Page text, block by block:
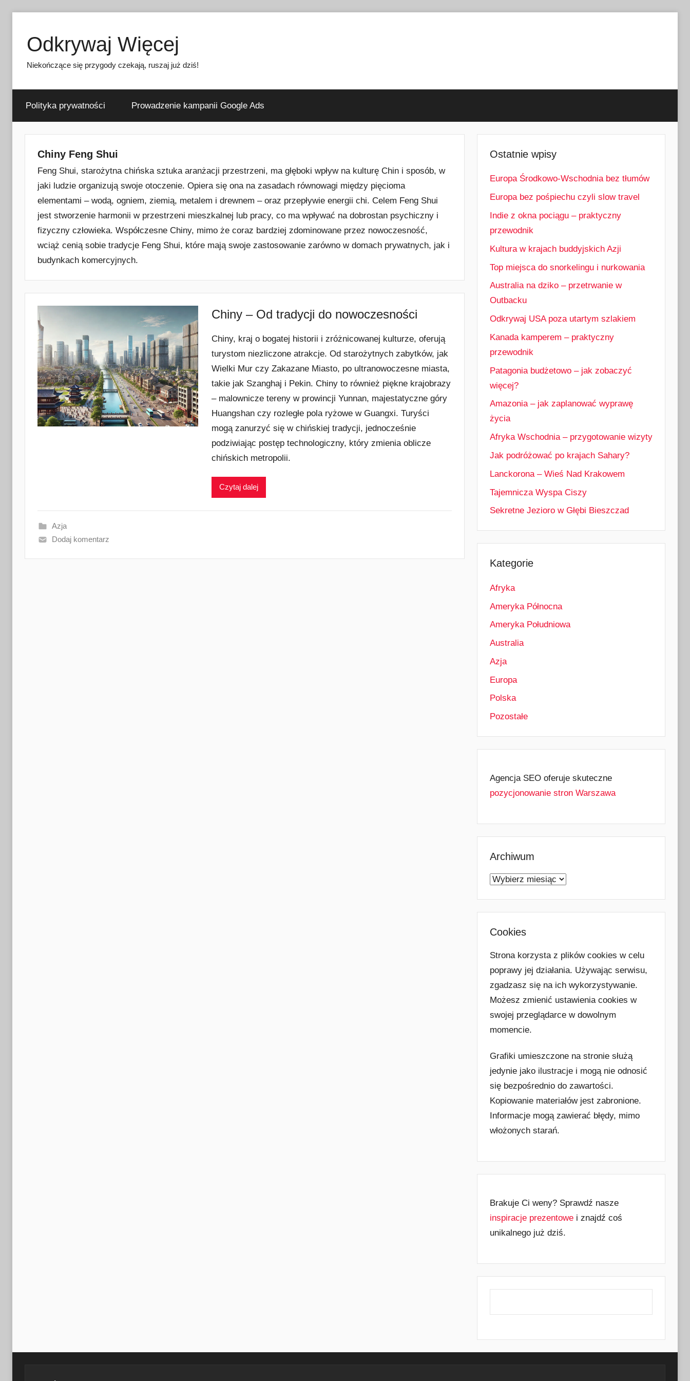
treściOdkrywaj Więcej
Niekończące się przygody czekają, ruszaj już dziś!
Polityka prywatności Prowadzenie kampanii Google Ads
Chiny Feng Shui
Feng Shui, starożytna chińska sztuka aranżacji przestrzeni, ma głęboki wpływ na kulturę Chin i sposób, w
jaki ludzie organizują swoje otoczenie. Opiera się ona na zasadach równowagi między pięcioma
elementami – wodą, ogniem, ziemią, metalem i drewnem – oraz przepływie energii chi. Celem Feng Shui
jest stworzenie harmonii w przestrzeni mieszkalnej lub pracy, co ma wpływać na dobrostan psychiczny i
fizyczny człowieka. Współczesne Chiny, mimo że coraz bardziej zdominowane przez nowoczesność,
wciąż cenią sobie tradycje Feng Shui, które mają swoje zastosowanie zarówno w domach prywatnych, jak i
budynkach komercyjnych.
Chiny – Od tradycji do nowoczesności
Chiny, kraj o bogatej historii i zróżnicowanej kulturze, oferują
turystom niezliczone atrakcje. Od starożytnych zabytków, jak
Wielki Mur czy Zakazane Miasto, po ultranowoczesne miasta,
takie jak Szanghaj i Pekin. Chiny to również piękne krajobrazy
– malownicze tereny w prowincji Yunnan, majestatyczne góry
Huangshan czy rozległe pola ryżowe w Guangxi. Turyści
mogą zanurzyć się w chińskiej tradycji, jednocześnie
podziwiając postęp technologiczny, który zmienia oblicze
chińskich metropolii.
Czytaj dalej
Azja
Dodaj komentarz
Ostatnie wpisy
Europa Środkowo-Wschodnia bez tłumów
Europa bez pośpiechu czyli slow travel
Indie z okna pociągu – praktyczny
przewodnik
Kultura w krajach buddyjskich Azji
Top miejsca do snorkelingu i nurkowania
Australia na dziko – przetrwanie w
Outbacku
Odkrywaj USA poza utartym szlakiem
Kanada kamperem – praktyczny
przewodnik
Patagonia budżetowo – jak zobaczyć
więcej?
Amazonia – jak zaplanować wyprawę
życia
Afryka Wschodnia – przygotowanie wizyty
Jak podróżować po krajach Sahary?
Lanckorona – Wieś Nad Krakowem
Tajemnicza Wyspa Ciszy
Sekretne Jezioro w Głębi Bieszczad
Kategorie
Afryka
Ameryka Północna
Ameryka Południowa
Australia
Azja
Europa
Polska
Pozostałe
Agencja SEO oferuje skuteczne
pozycjonowanie stron Warszawa
Archiwum
Archiwum
Cookies
Strona korzysta z plików cookies w celu
poprawy jej działania. Używając serwisu,
zgadzasz się na ich wykorzystywanie.
Możesz zmienić ustawienia cookies w
swojej przeglądarce w dowolnym
momencie.
Grafiki umieszczone na stronie służą
jedynie jako ilustracje i mogą nie odnosić
się bezpośrednio do zawartości.
Kopiowanie materiałów jest zabronione.
Informacje mogą zawierać błędy, mimo
włożonych starań.
Brakuje Ci weny? Sprawdź nasze
inspiracje prezentowei znajdź coś
unikalnego już dziś.